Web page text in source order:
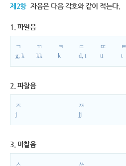
제2항 자음은 다음 각호와 같이 적는다.
1. 파열음
ㄱ
g, k
ㄲ
kk
ㅋ
k
ㄷ
d, t
ㄸ
tt
ㅌ
t
2. 파찰음
ㅈ
j
ㅉ
jj
3. 마찰음
ㅅ
ㅆ